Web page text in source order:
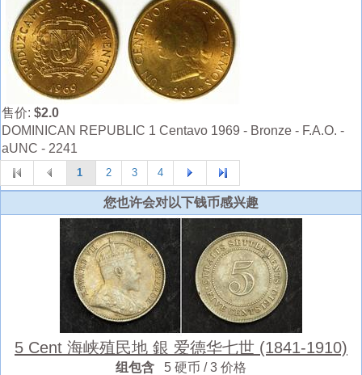
售价: $2.0
DOMINICAN REPUBLIC 1 Centavo 1969 - Bronze - F.A.O. -
aUNC - 2241
1 2 3 4
您也许会对以下钱币感兴趣
5 Cent 海峡殖民地 銀 爱德华七世 (1841-1910)
组包含 5 硬币 / 3 价格